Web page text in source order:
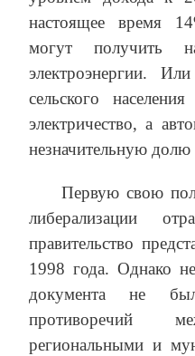
настоящее время
могут получить
электроэнергии.
сельского
электричество, а
незначительную
Первую свою
либерализации
правительство
1998 года. Однако
документа не
противоречий
региональными и